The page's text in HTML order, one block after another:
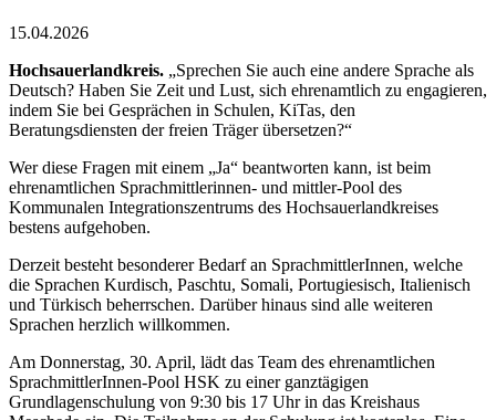
15.04.2026
Hochsauerlandkreis. „Sprechen Sie auch eine andere Sprache als
Deutsch? Haben Sie Zeit und Lust, sich ehrenamtlich zu engagieren,
indem Sie bei Gesprächen in Schulen, KiTas, den
Beratungsdiensten der freien Träger übersetzen?“
Wer diese Fragen mit einem „Ja“ beantworten kann, ist beim
ehrenamtlichen Sprachmittlerinnen- und mittler-Pool des
Kommunalen Integrationszentrums des Hochsauerlandkreises
bestens aufgehoben.
Derzeit besteht besonderer Bedarf an SprachmittlerInnen, welche
die Sprachen Kurdisch, Paschtu, Somali, Portugiesisch, Italienisch
und Türkisch beherrschen. Darüber hinaus sind alle weiteren
Sprachen herzlich willkommen.
Am Donnerstag, 30. April, lädt das Team des ehrenamtlichen
SprachmittlerInnen-Pool HSK zu einer ganztägigen
Grundlagenschulung von 9:30 bis 17 Uhr in das Kreishaus